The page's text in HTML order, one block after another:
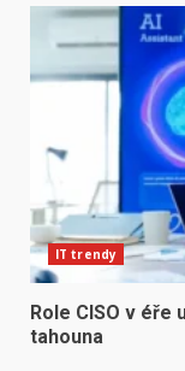
IT trendy
Role CISO v éře
tahouna